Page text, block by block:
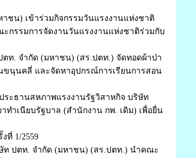
ชน) เข้าร่วมกิจกรรมวันแรงงานแห่งชาติ
กรรมการจัดงานวันแรงงานแห่งชาติร่วมกับ
ตท. จำกัด (มหาชน) (สร.ปตท.) จัดทอดผ้าป่า
นุนคลี่ และจัดหาอุปกรณ์การเรียนการสอน
ระธานสหภาพแรงงานรัฐวิสาหกิจ บริษัท
ำเนียบรัฐบาล (สำนักงาน กพ. เดิม) เพื่อยื่น
ที่ 1/2559
ท ปตท. จำกัด (มหาชน) (สร.ปตท.) นำคณะ